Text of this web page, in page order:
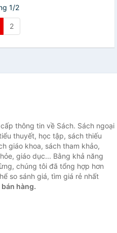
1/2
2
thông tin về Sách. Sách ngoại
thuyết, học tập, sách thiếu
giáo khoa, sách tham khảo,
giáo dục... Bằng khả năng
chúng tôi đã tổng hợp hơn
so sánh giá, tìm giá rẻ nhất
hàng.